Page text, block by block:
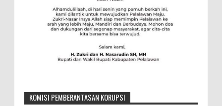
KOMISI PEMBERANTASAN KORUPSI